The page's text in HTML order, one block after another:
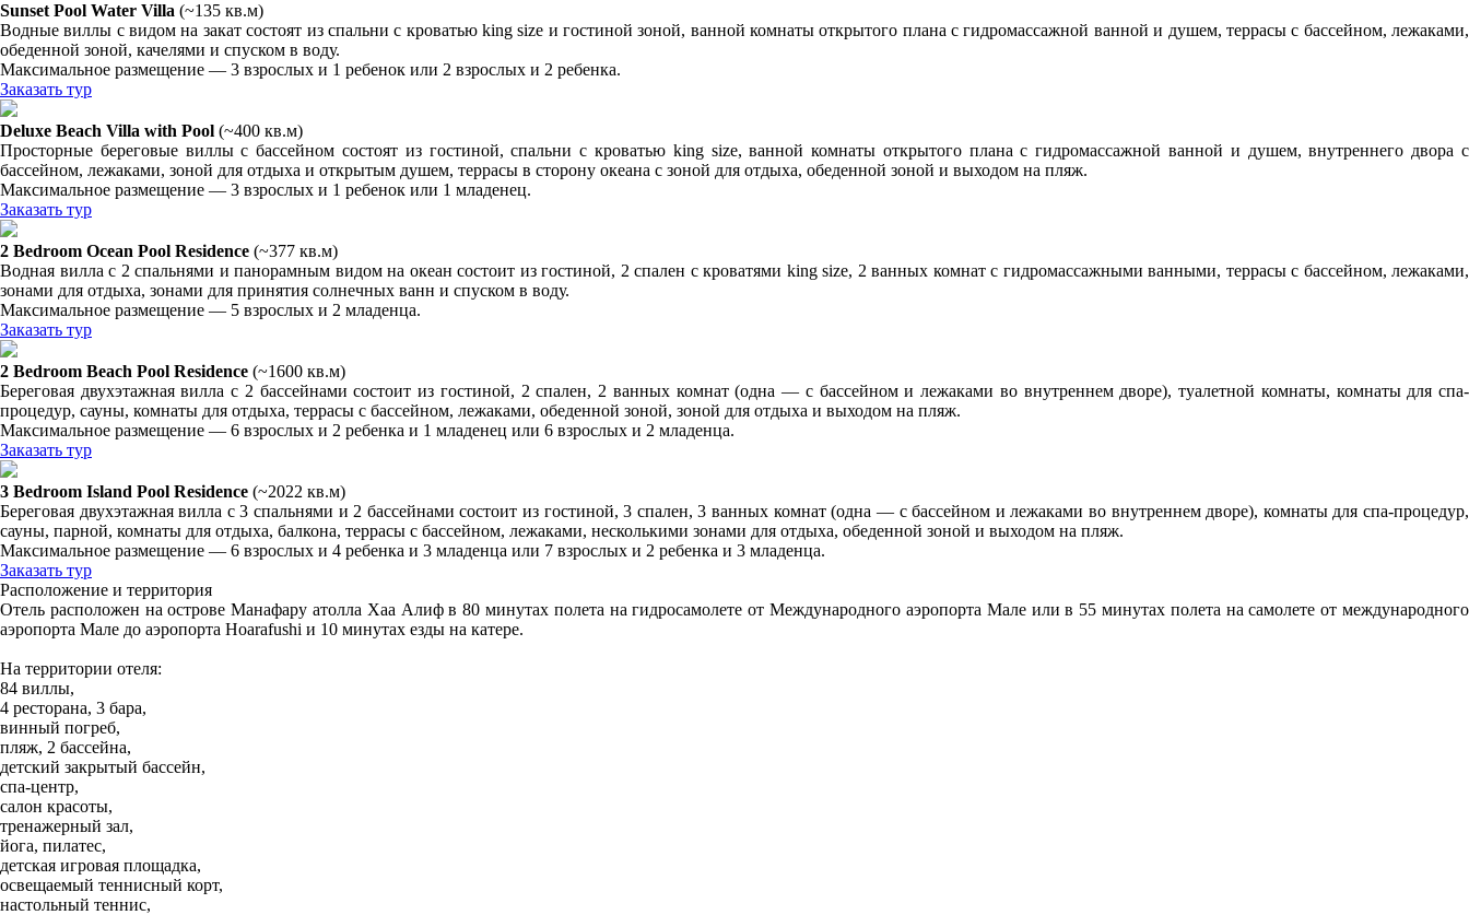
Sunset Pool Water Villa (~135 кв.м)
Водные виллы с видом на закат состоят из спальни с кроватью king size и гостиной зоной, ванной комнаты открытого плана с гидромассажной ванной и душем, террасы с бассейном, лежаками,
обеденной зоной, качелями и спуском в воду.
Максимальное размещение — 3 взрослых и 1 ребенок или 2 взрослых и 2 ребенка.
Заказать тур
Deluxe Beach Villa with Pool (~400 кв.м)
Просторные береговые виллы с бассейном состоят из гостиной, спальни с кроватью king size, ванной комнаты открытого плана с гидромассажной ванной и душем, внутреннего двора с
бассейном, лежаками, зоной для отдыха и открытым душем, террасы в сторону океана с зоной для отдыха, обеденной зоной и выходом на пляж.
Максимальное размещение — 3 взрослых и 1 ребенок или 1 младенец.
Заказать тур
2 Bedroom Ocean Pool Residence (~377 кв.м)
Водная вилла с 2 спальнями и панорамным видом на океан состоит из гостиной, 2 спален с кроватями king size, 2 ванных комнат с гидромассажными ванными, террасы с бассейном, лежаками,
зонами для отдыха, зонами для принятия солнечных ванн и спуском в воду.
Максимальное размещение — 5 взрослых и 2 младенца.
Заказать тур
2 Bedroom Beach Pool Residence (~1600 кв.м)
Береговая двухэтажная вилла с 2 бассейнами состоит из гостиной, 2 спален, 2 ванных комнат (одна — с бассейном и лежаками во внутреннем дворе), туалетной комнаты, комнаты для спа-
процедур, сауны, комнаты для отдыха, террасы с бассейном, лежаками, обеденной зоной, зоной для отдыха и выходом на пляж.
Максимальное размещение — 6 взрослых и 2 ребенка и 1 младенец или 6 взрослых и 2 младенца.
Заказать тур
3 Bedroom Island Pool Residence (~2022 кв.м)
Береговая двухэтажная вилла с 3 спальнями и 2 бассейнами состоит из гостиной, 3 спален, 3 ванных комнат (одна — с бассейном и лежаками во внутреннем дворе), комнаты для спа-процедур,
сауны, парной, комнаты для отдыха, балкона, террасы с бассейном, лежаками, несколькими зонами для отдыха, обеденной зоной и выходом на пляж.
Максимальное размещение — 6 взрослых и 4 ребенка и 3 младенца или 7 взрослых и 2 ребенка и 3 младенца.
Заказать тур
Расположение и территория
Отель расположен на острове Манафару атолла Хаа Алиф в 80 минутах полета на гидросамолете от Международного аэропорта Мале или в 55 минутах полета на самолете от международного
аэропорта Мале до аэропорта Hoarafushi и 10 минутах езды на катере.
На территории отеля:
84 виллы,
4 ресторана, 3 бара,
винный погреб,
пляж, 2 бассейна,
детский закрытый бассейн,
спа-центр,
салон красоты,
тренажерный зал,
йога, пилатес,
детская игровая площадка,
освещаемый теннисный корт,
настольный теннис,